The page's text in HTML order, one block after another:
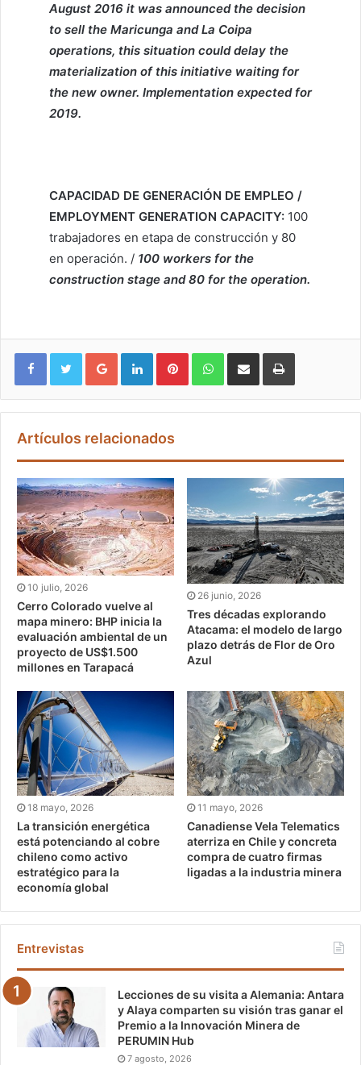
August 2016 it was announced the decision
to sell the Maricunga and La Coipa
operations, this situation could delay the
materialization of this initiative waiting for
the new owner. Implementation expected for
2019.
CAPACIDAD DE GENERACIÓN DE EMPLEO /
EMPLOYMENT GENERATION CAPACITY: 100
trabajadores en etapa de construcción y 80
en operación. / 100 workers for the
construction stage and 80 for the operation.
Google+ LinkedIn Pinterest WhatsApp
Artículos relacionados
10 julio, 2026
Cerro Colorado vuelve al
mapa minero: BHP inicia la
evaluación ambiental de un
proyecto de US$1.500
millones en Tarapacá
26 junio, 2026
Tres décadas explorando
Atacama: el modelo de largo
plazo detrás de Flor de Oro
Azul
18 mayo, 2026
La transición energética
está potenciando al cobre
chileno como activo
estratégico para la
economía global
11 mayo, 2026
Canadiense Vela Telematics
aterriza en Chile y concreta
compra de cuatro firmas
ligadas a la industria minera
Entrevistas
Lecciones de su visita a Alemania: Antara
y Alaya comparten su visión tras ganar el
Premio a la Innovación Minera de
PERUMIN Hub
7 agosto, 2026